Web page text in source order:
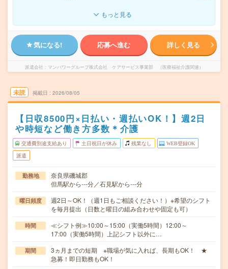
もっと見る
気になる! 応募へ進む 詳しく見る
派遣会社 マンパワーグループ株式会社 ケアサービス事業部 （医療福祉介護関連）
未読 掲載日 2026/08/05
【日収8500円×日払い・週払いOK！】週2日
や時短など働き方多数＊介護
交通費別途支給あり 土日祝日が休み 残業なし WEB登録OK
派遣
勤務地
奈良県磯城郡
但馬駅から---分／石見駅から---分
曜日頻度
週2日～OK！（週1日もご相談ください！）※希望のシフト
を毎月提出（日数と曜日の組み合わせや固定も可）
時間
≪シフト例≫10:00～15:00（実働5時間）12:00～
17:00（実働5時間）上記シフト以外に…
期間
3ヵ月までの短期 ※職場が気に入れば、長期もOK！ ★
急募！即日勤務もOK！